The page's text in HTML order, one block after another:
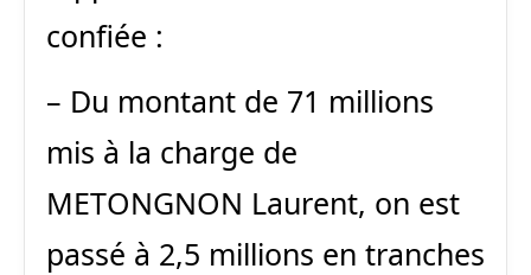
confiée :
– Du montant de 71 millions
mis à la charge de
METONGNON Laurent, on est
passé à 2,5 millions en tranches